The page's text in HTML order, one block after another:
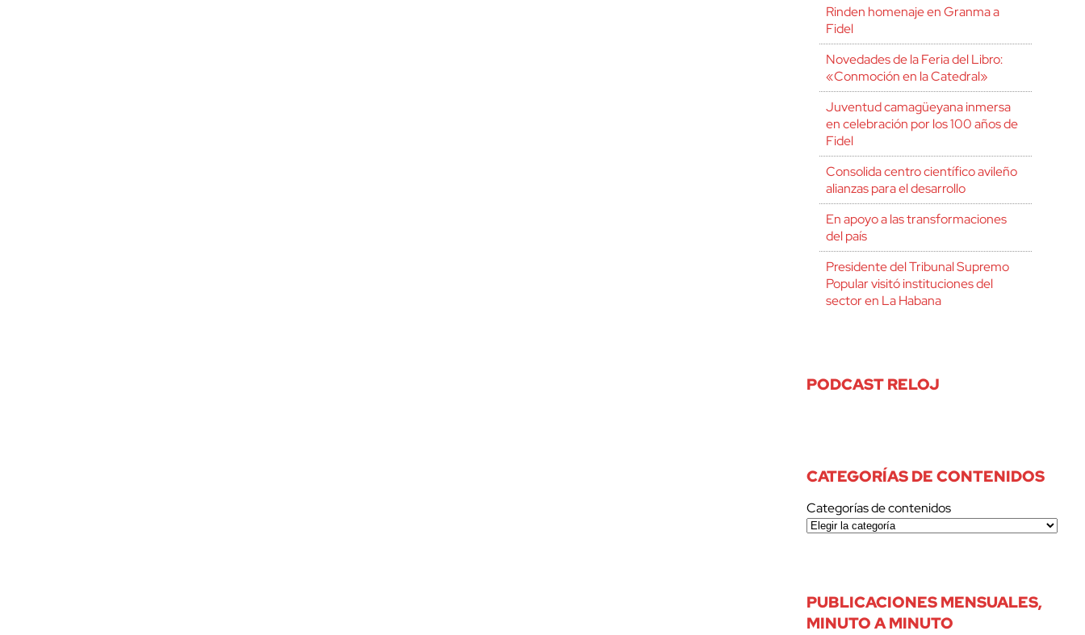
Rinden homenaje en Granma a
Fidel
Novedades de la Feria del Libro:
«Conmoción en la Catedral»
Juventud camagüeyana inmersa
en celebración por los 100 años de
Fidel
Consolida centro científico avileño
alianzas para el desarrollo
En apoyo a las transformaciones
del país
Presidente del Tribunal Supremo
Popular visitó instituciones del
sector en La Habana
PODCAST RELOJ
CATEGORÍAS DE CONTENIDOS
Categorías de contenidos
PUBLICACIONES MENSUALES,
MINUTO A MINUTO